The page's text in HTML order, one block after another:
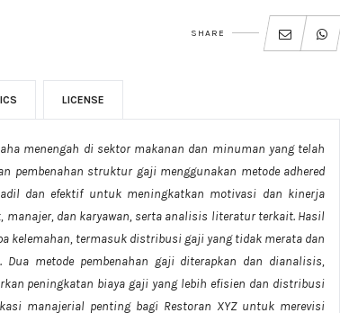
SHARE
LICENSE
menengah di sektor makanan dan minuman yang telah
pembenahan struktur gaji menggunakan metode adhered
dan efektif untuk meningkatkan motivasi dan kinerja
manajer, dan karyawan, serta analisis literatur terkait. Hasil
kelemahan, termasuk distribusi gaji yang tidak merata dan
metode pembenahan gaji diterapkan dan dianalisis,
peningkatan biaya gaji yang lebih efisien dan distribusi
manajerial penting bagi Restoran XYZ untuk merevisi